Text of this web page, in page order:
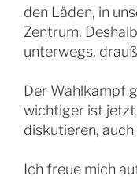
den Läden, in
Zentrum.
unterwegs,
Der Wahlkampf
wichtiger ist jetzt
diskutieren,
Ich freue mich